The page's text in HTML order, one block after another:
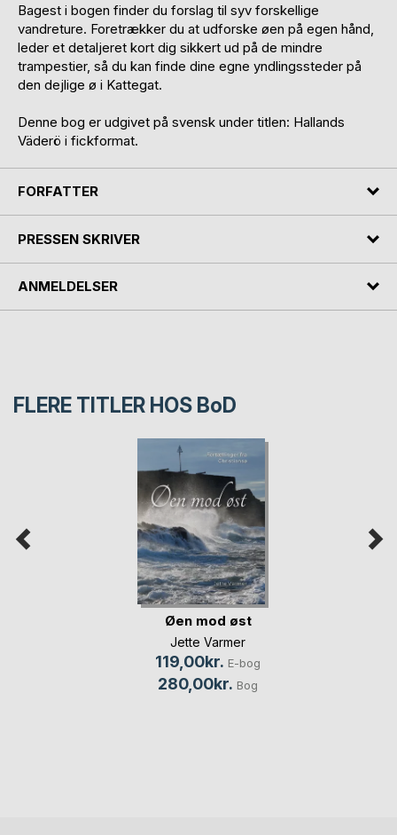
Bagest i bogen finder du forslag til syv forskellige
vandreture. Foretrækker du at udforske øen på egen hånd,
leder et detaljeret kort dig sikkert ud på de mindre
trampestier, så du kan finde dine egne yndlingssteder på
den dejlige ø i Kattegat.
Denne bog er udgivet på svensk under titlen: Hallands
Väderö i fickformat.
FORFATTER
PRESSEN SKRIVER
ANMELDELSER
FLERE TITLER HOS BoD
Øen mod øst
Jette Varmer
119,00kr. E-bog
280,00kr. Bog